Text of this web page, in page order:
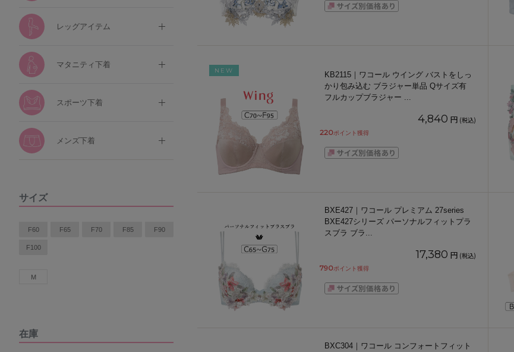
レッグアイテム
マタニティ下着
スポーツ下着
メンズ下着
サイズ
F60 F65 F70 F85 F90
F100
M
在庫
NEW
KB2115｜ワコール ウイング バストをしっ
かり包み込む ブラジャー単品 Qサイズ有
フルカップブラジャー ...
4,840 円 (税込)
220ポイント獲得
BXE427｜ワコール プレミアム 27series
BXE427シリーズ パーソナルフィットプラ
スブラ ブラ ...
17,380 円 (税込)
790ポイント獲得
BXC304｜ワコール コンフォートフィット